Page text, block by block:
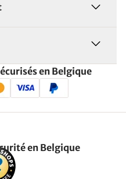
en Belgique
en Belgique